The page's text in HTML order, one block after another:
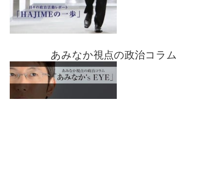
あみなか視点の政治コラム